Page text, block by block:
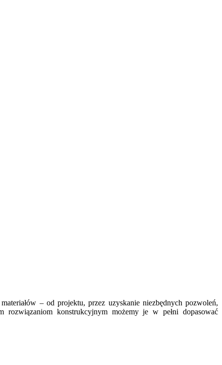
– od projektu, przez uzyskanie niezbędnych pozwoleń,
rozwiązaniom konstrukcyjnym możemy je w pełni dopasować